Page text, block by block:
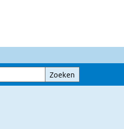
Zoeken